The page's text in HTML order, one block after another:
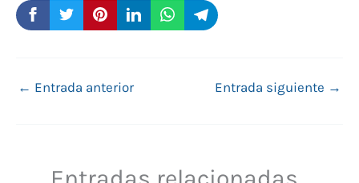
← Entrada anterior Entrada siguiente →